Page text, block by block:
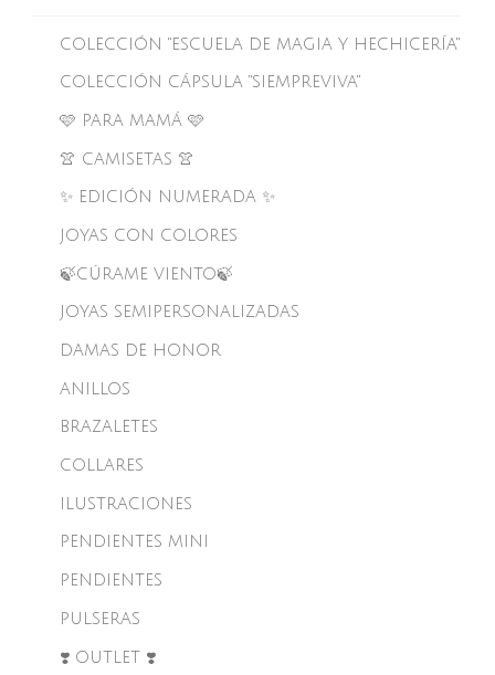
COLECCIÓN "ESCUELA DE MAGIA Y HECHICERÍA"
COLECCIÓN CÁPSULA "SIEMPREVIVA"
🩷 PARA MAMÁ 🩷
👚 CAMISETAS 👚
✨ EDICIÓN NUMERADA ✨
JOYAS CON COLORES
🍃CÚRAME VIENTO🍃
JOYAS SEMIPERSONALIZADAS
DAMAS DE HONOR
ANILLOS
BRAZALETES
COLLARES
ILUSTRACIONES
PENDIENTES MINI
PENDIENTES
PULSERAS
❣️ OUTLET ❣️